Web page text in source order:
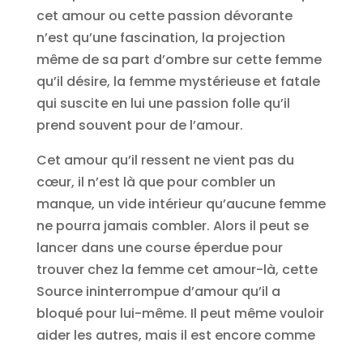
cet amour ou cette passion dévorante
n’est qu’une fascination, la projection
même de sa part d’ombre sur cette femme
qu’il désire, la femme mystérieuse et fatale
qui suscite en lui une passion folle qu’il
prend souvent pour de l’amour.
Cet amour qu’il ressent ne vient pas du
cœur, il n’est là que pour combler un
manque, un vide intérieur qu’aucune femme
ne pourra jamais combler. Alors il peut se
lancer dans une course éperdue pour
trouver chez la femme cet amour-là, cette
Source ininterrompue d’amour qu’il a
bloqué pour lui-même. Il peut même vouloir
aider les autres, mais il est encore comme